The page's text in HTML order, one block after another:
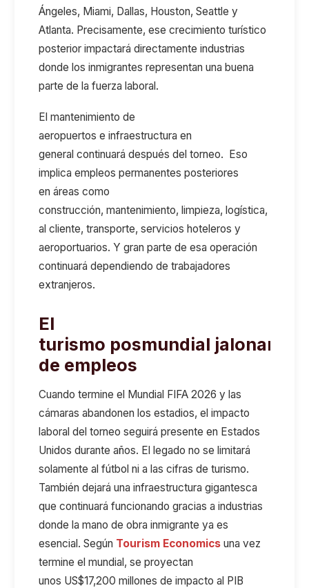
Ángeles, Miami, Dallas, Houston, Seattle y
Atlanta. Precisamente, ese crecimiento turístico
posterior impactará directamente industrias
donde los inmigrantes representan una buena
parte de la fuerza laboral.
El mantenimiento de
aeropuertos e infraestructura en
general continuará después del torneo. Eso
implica empleos permanentes posteriores
en áreas como
construcción, mantenimiento, limpieza, logística,
al cliente, transporte, servicios hoteleros y
aeroportuarios. Y gran parte de esa operación
continuará dependiendo de trabajadores
extranjeros.
El
turismo posmundial jalonaría
de empleos
Cuando termine el Mundial FIFA 2026 y las
cámaras abandonen los estadios, el impacto
laboral del torneo seguirá presente en Estados
Unidos durante años. El legado no se limitará
solamente al fútbol ni a las cifras de turismo.
También dejará una infraestructura gigantesca
que continuará funcionando gracias a industrias
donde la mano de obra inmigrante ya es
esencial. Según Tourism Economics una vez
termine el mundial, se proyectan
unos US$17,200 millones de impacto al PIB